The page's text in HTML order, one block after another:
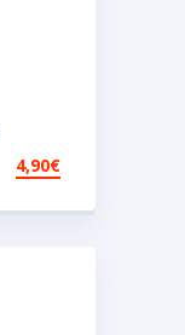
4,90€